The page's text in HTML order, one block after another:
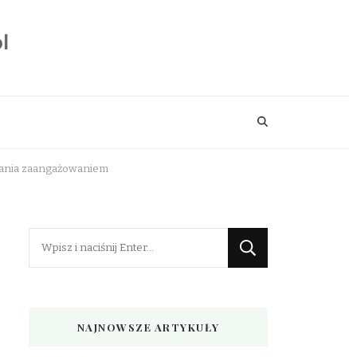
zaangażowaniem
NAJNOWSZE ARTYKUŁY